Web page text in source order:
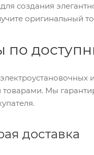
создания
оригинальный
по
Мы
доставка